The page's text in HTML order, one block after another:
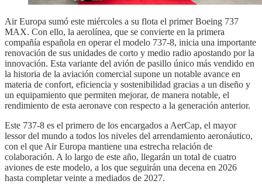
Air Europa sumó este miércoles a su flota el primer Boeing 737
MAX. Con ello, la aerolínea, que se convierte en la primera
compañía española en operar el modelo 737-8, inicia una importante
renovación de sus unidades de corto y medio radio apostando por la
innovación. Esta variante del avión de pasillo único más vendido en
la historia de la aviación comercial supone un notable avance en
materia de confort, eficiencia y sostenibilidad gracias a un diseño y
un equipamiento que permiten mejorar, de manera notable, el
rendimiento de esta aeronave con respecto a la generación anterior.
Este 737-8 es el primero de los encargados a AerCap, el mayor
lessor del mundo a todos los niveles del arrendamiento aeronáutico,
con el que Air Europa mantiene una estrecha relación de
colaboración. A lo largo de este año, llegarán un total de cuatro
aviones de este modelo, a los que seguirán una decena en 2026
hasta completar veinte a mediados de 2027.